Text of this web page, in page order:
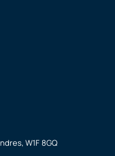
W1F 8GQ